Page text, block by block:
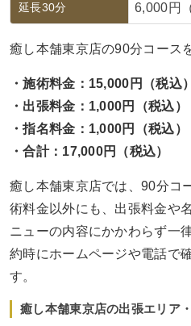
延長30分 6,000円
癒し本舗東京店の90分コース
・施術料金：15,000円（税込）
・出張料金：1,000円（税込）
・指名料金：1,000円（税込）
・合計：17,000円（税込）
癒し本舗東京店では、90分コ
術料金以外にも、出張料金や
ニューの内容にかかわらず一
約時にホームページや電話で
す。
癒し本舗東京店の出張エリア